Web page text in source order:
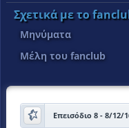
Σχετικά με το
Μηνύματα
Μέλη του fanclub
Επεισόδιο 8 - 8/12/